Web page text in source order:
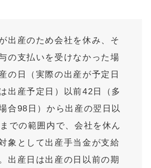
出産のため会社を休み、そ
の支払いを受けなかった場
の日（実際の出産が予定日
出産予定日）以前42日（多
合98日）から出産の翌日以
での範囲内で、会社を休ん
象として出産手当金が支給
出産日は出産の日以前の期